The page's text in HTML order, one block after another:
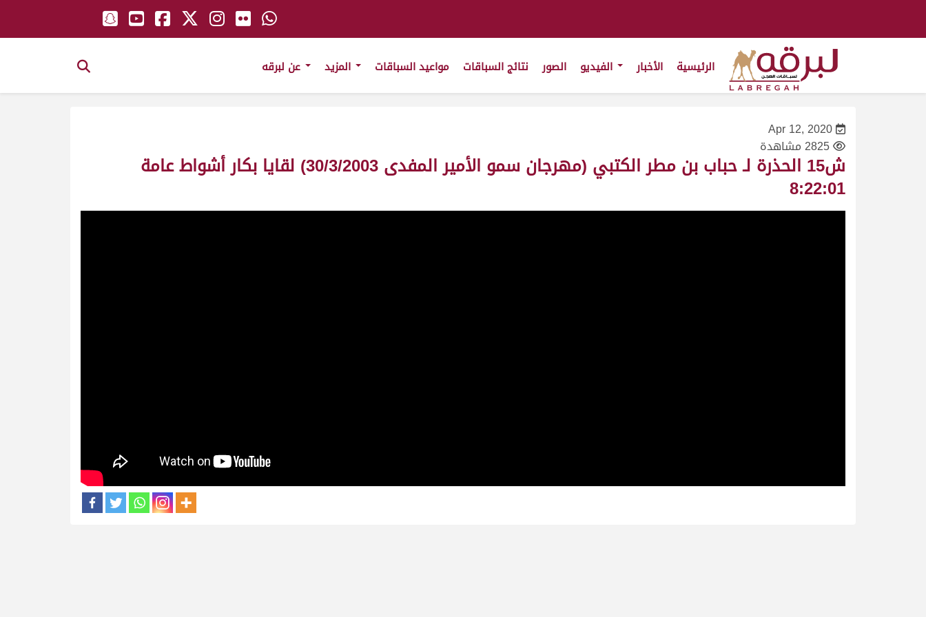
الرئيسية الأخبار الصور نتائج السباقات مواعيد السباقات
Apr 12, 2020
2825 مشاهدة
ش15 الحذرة لـ حباب بن مطر الكتبي (مهرجان سمو الأمير المفدى 30/3/2003) لقايا بكار أشواط عامة
8:22:01